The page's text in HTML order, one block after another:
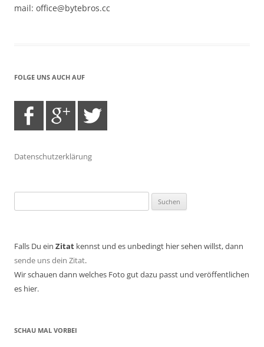
mail: office@bytebros.cc
FOLGE UNS AUCH AUF
Datenschutzerklärung
nach:
Falls Du ein Zitat kennst und es unbedingt hier sehen willst, dann
sende uns dein Zitat.
Wir schauen dann welches Foto gut dazu passt und veröffentlichen
es hier.
SCHAU MAL VORBEI